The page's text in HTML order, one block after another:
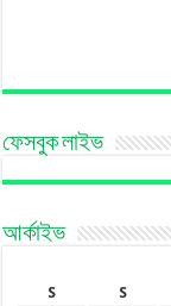
ফেসবুক লাইভ
আর্কাইভ
S
S